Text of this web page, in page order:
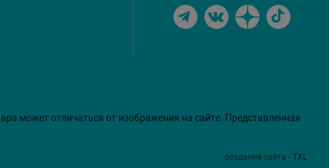
может отличаться от изображения на сайте. Представленная
создание сайта - TXL